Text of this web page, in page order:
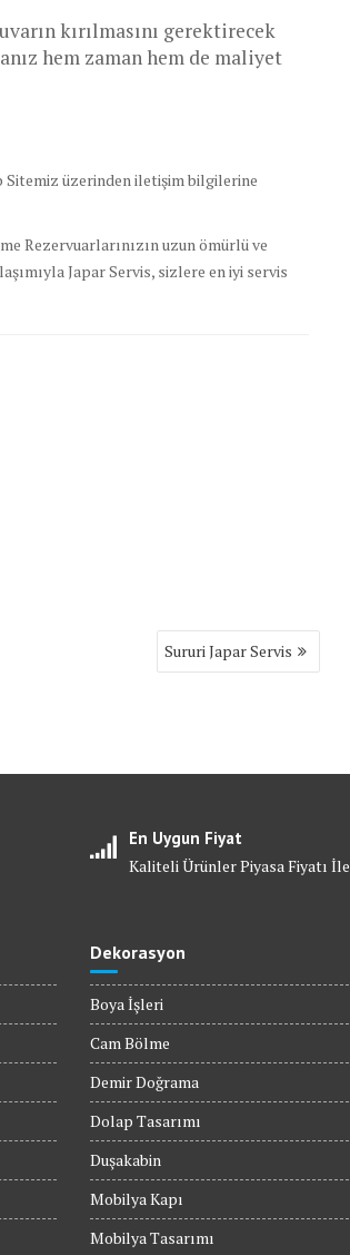
kırılmasını gerektirecek
hem zaman hem de maliyet
Sitemiz üzerinden iletişim bilgilerine
Rezervuarlarınızın uzun ömürlü ve
Japar Servis, sizlere en iyi servis
Sururi Japar Servis
En Uygun Fiyat
Kaliteli Ürünler Piyasa Fiyatı İle
Dekorasyon
Boya İşleri
Cam Bölme
Demir Doğrama
Dolap Tasarımı
Duşakabin
Mobilya Kapı
Mobilya Tasarımı